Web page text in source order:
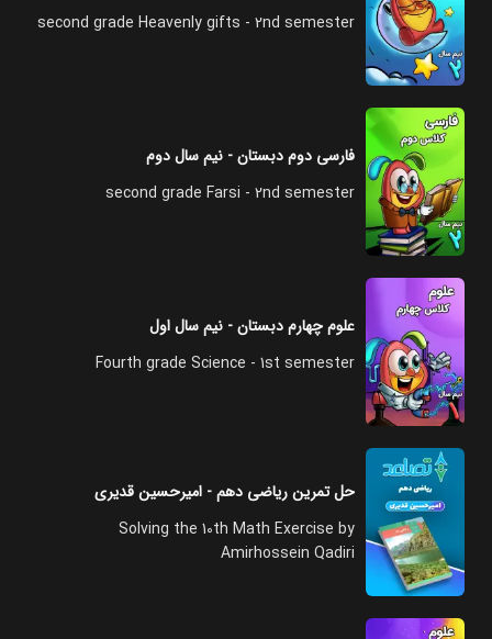
second grade Heavenly gifts - 2nd semester
فارسی دوم دبستان - نیم سال دوم
second grade Farsi - 2nd semester
علوم چهارم دبستان - نیم سال اول
Fourth grade Science - 1st semester
حل تمرین ریاضی دهم - امیرحسین قدیری
Solving the 10th Math Exercise by
Amirhossein Qadiri